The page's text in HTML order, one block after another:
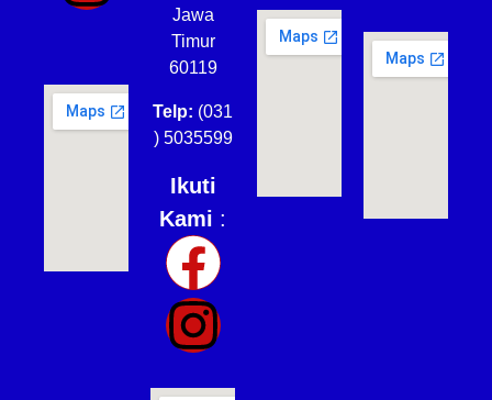
Jawa
Timur
60119
Telp: (031
) 5035599
Ikuti
Kami :